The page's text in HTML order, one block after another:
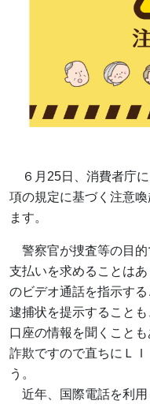
６月25日、 消費者庁
項の規定に基づく注意
ます。
警察官が捜査等の目的
支払いを求めることは
のビデオ通話を指示す
逮捕状を提示すること
口座の情報を聞くこと
詐欺ですので直ちにＬ
う。
近年、国際電話を利用